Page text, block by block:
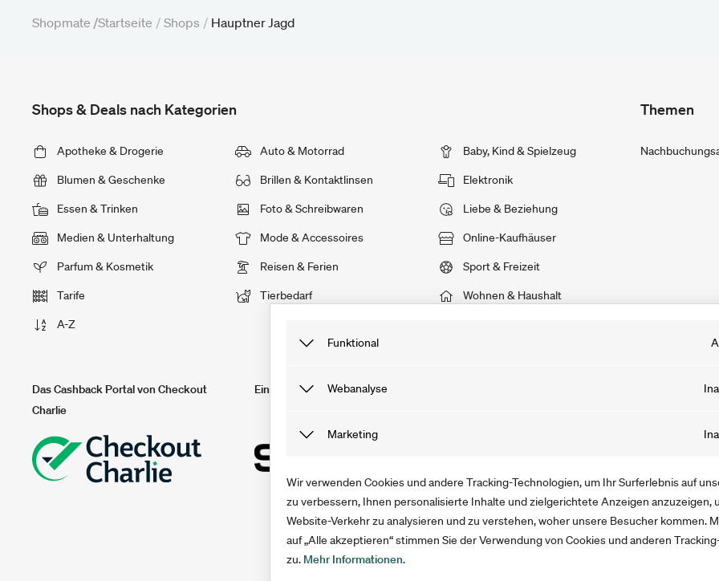
Funktional
Funktionale Cookies sind notwendig, damit du unsere Webseite und Angebote
nach deinem Besuch auf unserer Webseite gelöscht. Du kannst sie auch selbst
Webanalyse
Tracking Cookies speichern Informationen, dank derer wir das Verhalten der User
unser Angebot und Marketing.
Marketing
Marketing Cookies sammeln Informationen, mit denen wir unsere Webseite
Sie helfen uns, Werbung auszuspielen, welche die User interessiert. Die
anonym erfasst und für die Dauer deines Aufenthalts gespeichert.
Wir verwenden Cookies und andere Tracking-Technologien, um Ihr Surferlebnis auf
zu verbessern, Ihnen personalisierte Inhalte und zielgerichtete Anzeigen anzuzeigen,
Website-Verkehr zu analysieren und zu verstehen, woher unsere Besucher kommen.
auf „Alle akzeptieren“ stimmen Sie der Verwendung von Cookies und anderen
zu. Mehr Informationen.
Shopmate /Startseite / Shops / Hauptner Jagd
Shops & Deals nach Kategorien
Apotheke & Drogerie Auto & Motorrad
Baby, Kind & Spielzeug
Blumen & Geschenke
Brillen & Kontaktlinsen
Elektronik
Essen & Trinken
Foto & Schreibwaren
Liebe & Beziehung
Medien & Unterhaltung
Mode & Accessoires
Online-Kaufhäuser
Parfum & Kosmetik
Reisen & Ferien
Sport & Freizeit
Tarife
Tierbedarf
Wohnen & Haushalt
A-Z
Themen
Das Cashback Portal von Checkout
Charlie
Ein Teil von solute